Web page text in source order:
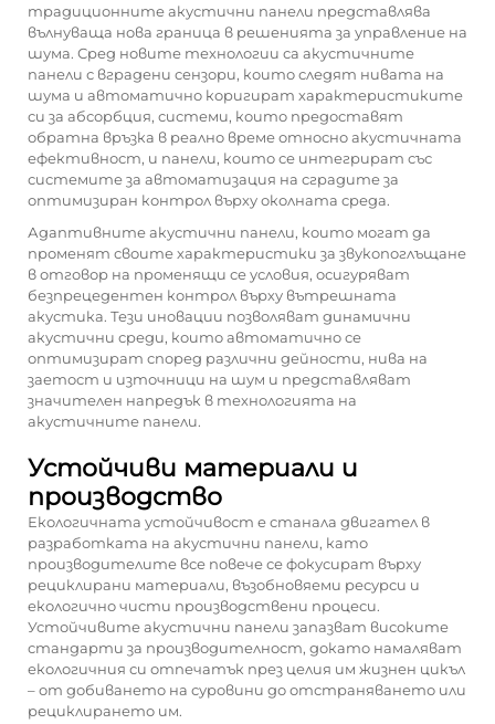
традиционните акустични панели представлява
вълнуваща нова граница в решенията за управление на
шума. Сред новите технологии са акустичните
панели с вградени сензори, които следят нивата на
шума и автоматично коригират характеристиките
си за абсорбция, системи, които предоставят
обратна връзка в реално време относно акустичната
ефективност, и панели, които се интегрират със
системите за автоматизация на сградите за
оптимизиран контрол върху околната среда.
Адаптивните акустични панели, които могат да
променят своите характеристики за звукопоглъщане
в отговор на променящи се условия, осигуряват
безпрецедентен контрол върху вътрешната
акустика. Тези иновации позволяват динамични
акустични среди, които автоматично се
оптимизират според различни дейности, нива на
заетост и източници на шум и представляват
значителен напредък в технологията на
акустичните панели.
Устойчиви материали и
производство
Екологичната устойчивост е станала двигател в
разработката на акустични панели, като
производителите все повече се фокусират върху
рециклирани материали, възобновяеми ресурси и
екологично чисти производствени процеси.
Устойчивите акустични панели запазват високите
стандарти за производителност, докато намаляват
екологичния си отпечатък през целия им жизнен цикъл
– от добиването на суровини до отстраняването или
рециклирането им.